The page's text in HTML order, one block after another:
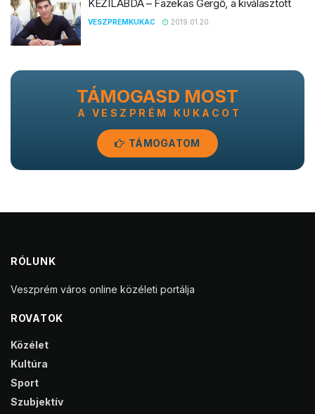
KÉZILABDA – Fazekas Gergő, a kiválasztott
VESZPREMKUKAC 2019.01.20.
TÁMOGASD MOST
A VESZPRÉM KUKACOT
TÁMOGATOM
RÓLUNK
Veszprém város online közéleti portálja
ROVATOK
Közélet
Kultúra
Sport
Szubjektív